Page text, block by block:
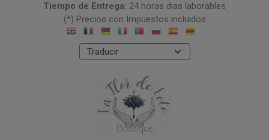
Tiempo de Entrega: 24 horas dias laborables
(*) Precios con Impuestos incluidos